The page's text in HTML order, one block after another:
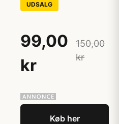
UDSALG
99,00
kr
150,00
kr
Køb her